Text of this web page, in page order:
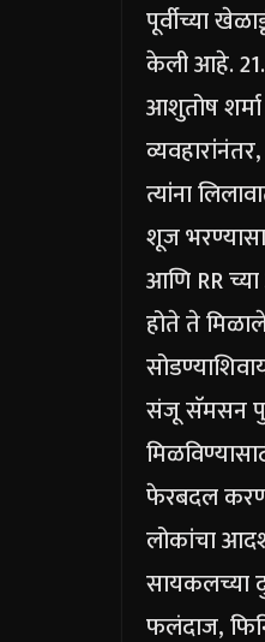
पूर्वीच्या
केली आहे.
आशुतोष
त्यांना
शूज
आणि RR
होते ते
संजू सॅमसन
फेरबदल
लोकांचा
सायकलच्या
फलंदाज,